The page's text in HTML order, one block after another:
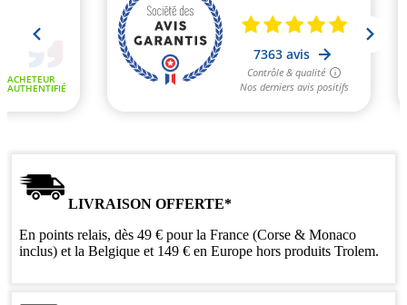
LIVRAISON OFFERTE*
En points relais, dès 49 € pour la France (Corse & Monaco
inclus) et la Belgique et 149 € en Europe hors produits Trolem.